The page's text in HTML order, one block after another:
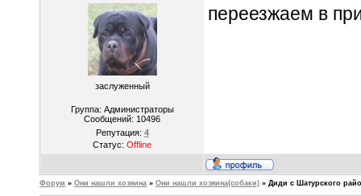
заслуженный
Группа: Администраторы
Сообщений: 10496
Репутация: 4
Статус: Offline
переезжаем в
Форум » Они нашли хозяина » Они нашли хозяина(собаки) » Диди с Шатурского